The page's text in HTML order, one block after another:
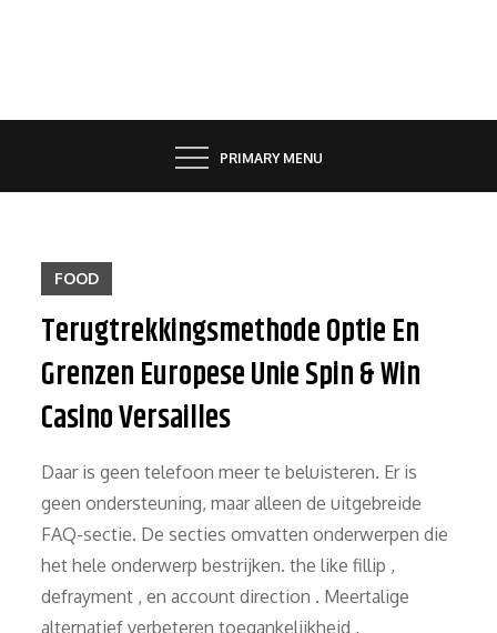
PRIMARY MENU
FOOD
Terugtrekkingsmethode Optie En
Grenzen Europese Unie Spin & Win
Casino Versailles
Daar is geen telefoon meer te beluisteren. Er is
geen ondersteuning, maar alleen de uitgebreide
FAQ-sectie. De secties omvatten onderwerpen die
het hele onderwerp bestrijken. the like fillip ,
defrayment , en account direction . Meertalige
alternatief verbeteren toegankelijkheid ,